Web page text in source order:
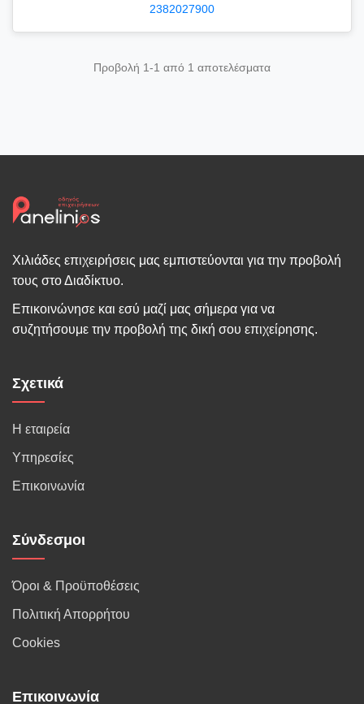
2382027900
Προβολή 1-1 από 1 αποτελέσματα
Χιλιάδες επιχειρήσεις μας εμπιστεύονται για την προβολή
τους στο Διαδίκτυο.
Επικοινώνησε και εσύ μαζί μας σήμερα για να
συζητήσουμε την προβολή της δική σου επιχείρησης.
Σχετικά
Η εταιρεία
Υπηρεσίες
Επικοινωνία
Σύνδεσμοι
Όροι & Προϋποθέσεις
Πολιτική Απορρήτου
Cookies
Επικοινωνία